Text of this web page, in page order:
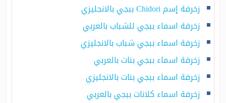
زخرفة إسم Chidori ببجي بالانجليزي
زخرفة اسماء ببجي للشباب بالعربي
زخرفة اسماء ببجي شباب بالانجليزي
زخرفة اسماء ببجي بنات بالعربي
زخرفة اسماء ببجي بنات بالانجليزي
زخرفة اسماء كلانات ببجي بالعربي